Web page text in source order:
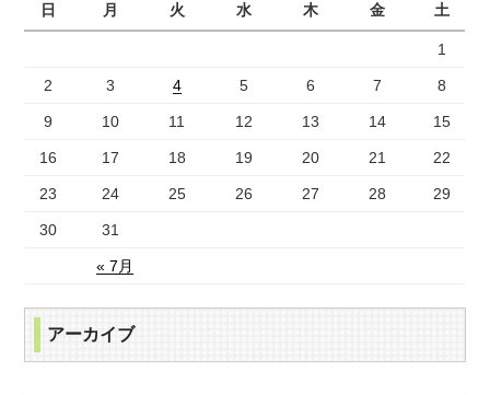
日
月 火 水 木 金 土
« 7月
1
2 3 4 5 6 7 8
9 10 11 12 13 14 15
16 17 18 19 20 21 22
23 24 25 26 27 28 29
30 31
アーカイブ